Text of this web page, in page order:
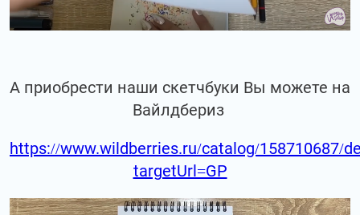
А приобрести наши скетчбуки Вы можете на
Вайлдбериз
https://www.wildberries.ru/catalog/158710687/
targetUrl=GP